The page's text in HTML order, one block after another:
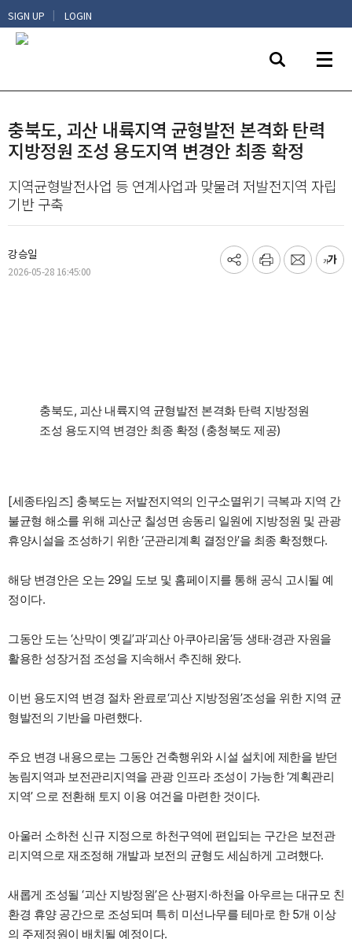
SIGN UP | LOGIN
충북도, 괴산 내륙지역 균형발전 본격화 탄력
지방정원 조성 용도지역 변경안 최종 확정
지역균형발전사업 등 연계사업과 맞물려 저발전지역 자립
기반 구축
강승일
2026-05-28 16:45:00
기
프
메
글
충북도, 괴산 내륙지역 균형발전 본격화 탄력 지방정원
조성 용도지역 변경안 최종 확정 (충청북도 제공)
[세종타임즈] 충북도는 저발전지역의 인구소멸위기 극복과 지역 간
불균형 해소를 위해 괴산군 칠성면 송동리 일원에 지방정원 및 관광
휴양시설을 조성하기 위한 ‘군관리계획 결정안’을 최종 확정했다.
해당 변경안은 오는 29일 도보 및 홈페이지를 통해 공식 고시될 예
정이다.
그동안 도는 ‘산막이 옛길’과‘괴산 아쿠아리움’등 생태·경관 자원을
활용한 성장거점 조성을 지속해서 추진해 왔다.
이번 용도지역 변경 절차 완료로‘괴산 지방정원’조성을 위한 지역 균
형발전의 기반을 마련했다.
주요 변경 내용으로는 그동안 건축행위와 시설 설치에 제한을 받던
농림지역과 보전관리지역을 관광 인프라 조성이 가능한 ‘계획관리
지역’ 으로 전환해 토지 이용 여건을 마련한 것이다.
아울러 소하천 신규 지정으로 하천구역에 편입되는 구간은 보전관
리지역으로 재조정해 개발과 보전의 균형도 세심하게 고려했다.
새롭게 조성될 ‘괴산 지방정원’은 산·평지·하천을 아우르는 대규모 친
환경 휴양 공간으로 조성되며 특히 미선나무를 테마로 한 5개 이상
의 주제정원이 배치될 예정이다.